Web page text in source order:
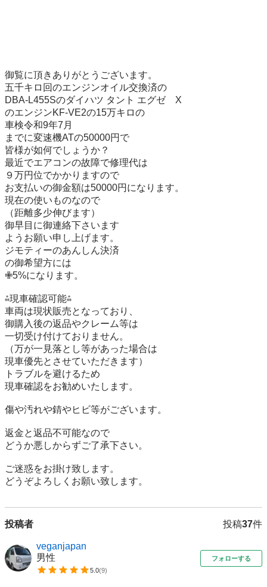
御覧に頂きありがとうございます。
五千キロ回のエンジンオイル交換済の
DBA-L455Sのダイハツ タント エグゼ　X
のエンジンKF-VE2の15万キロの
車検令和9年7月
までに変速機ATの50000円で
皆様が如何でしょうか？
最近でエアコンの故障で修理代は
９万円位でかかりますので
お支払いの御金額は50000円になります。
現在の使いものなので
（距離多少伸びます）
御早目に御連絡下さいます
ようお願い申し上げます。
ジモティーのあんしん決済
の御希望方には
✙5%になります。
⁂現車確認可能⁂
車両は現状販売となっており、
御購入後の返品やクレーム等は
一切受け付けておりません。
（万が一見落とし等があった場合は
現車優先とさせていただきます）
トラブルを避けるため
現車確認をお勧めいたします。
傷や汚れや錆やヒビ等がございます。
返金と返品不可能なので
どうか悪しからずご了承下さい。
ご迷惑をお掛け致します。
どうぞよろしくお願い致します。
投稿者 投稿37件
veganjapan
男性
5.0(9)
フォローする